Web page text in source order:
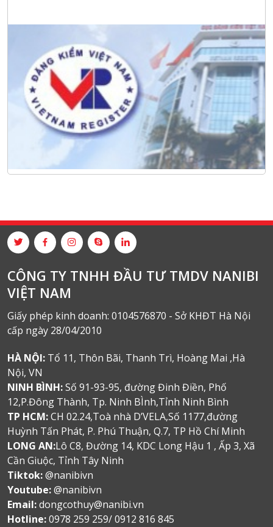
CÔNG TY TNHH ĐẦU TƯ TMDV NANIBI
VIỆT NAM
Giấy phép kinh doanh: 0104576870 - Sở KHĐT Hà Nội
cấp ngày 28/04/2010
HÀ NỘI: Tổ 11, Thôn Bãi, Thanh Trì, Hoàng Mai ,Hà
Nội, VN
NINH BÌNH:Số 91-93-95, đường Đinh Điền, Phố
12,P.Đông Thành, Tp. Ninh BÌnh,Tỉnh Ninh Bình
TP HCM:CH 02.24,Toà nhà D’VELA,Số 1177,đường
Huỳnh Tấn Phát, P. Phú Thuận, Q.7, TP Hồ Chí Minh
LONG AN:Lô C8, Đường 14, KDC Long Hậu 1 , Ấp 3, Xã
Cần Giuộc, Tỉnh Tây Ninh
Tiktok:@nanibivn
Youtube:@nanibivn
Email:dongcothuy@nanibi.vn
Hotline:0978 259 259/ 0912 816 845